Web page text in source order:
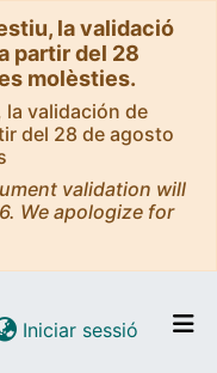
la validació
partir del 28
molèsties.
la validación de
del 28 de agosto
validation will
We apologize for
Iniciar sessió (current)